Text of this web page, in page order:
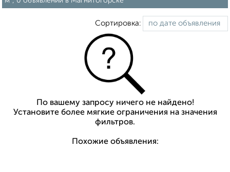
Сортировка:
По вашему запросу ничего не найдено!
Установите более мягкие ограничения на значения
фильтров.
Похожие объявления: